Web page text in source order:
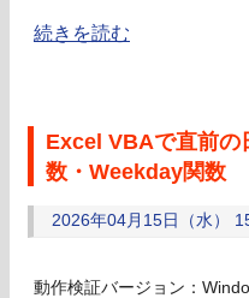
続きを読む
Excel VBAで直前の
数・Weekday関数
2026年04月15日（水）
動作検証バージョン：